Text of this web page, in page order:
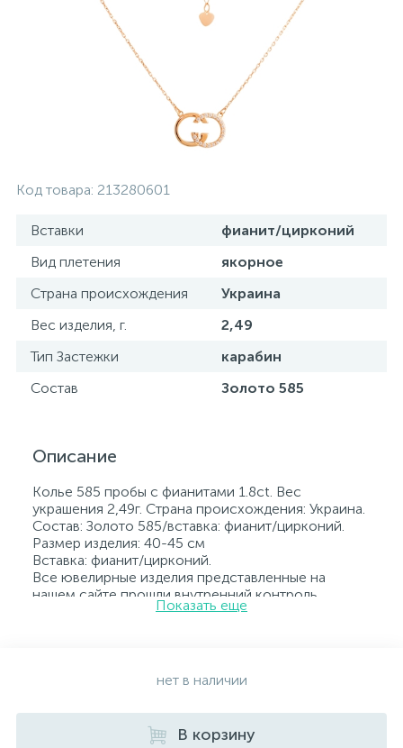
Код товара: 213280601
Вставки
фианит/цирконий
Вид плетения
якорное
Страна происхождения
Украина
Вес изделия, г.
2,49
Тип Застежки
карабин
Состав
Золото 585
Описание
Колье 585 пробы с фианитами 1.8ct. Вес
украшения 2,49г. Страна происхождения: Украина.
Состав: Золото 585/вставка: фианит/цирконий.
Размер изделия: 40-45 см
Вставка: фианит/цирконий.
Все ювелирные изделия представленные на
нашем сайте прошли внутренний контроль
качества, а также контроль государственной
указанием всех параметров.*Цвета изделий на
реальных из-за особенностей цветопередачи
Показать еще
нет в наличии
В корзину
Серебряные колье
Серебряные цепочки